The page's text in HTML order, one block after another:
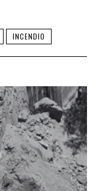
INCENDIO